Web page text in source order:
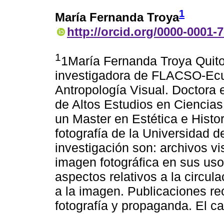
María Fernanda Troya1
http://orcid.org/0000-0001-
1 1María Fernanda Troya
investigadora de FLACSO-
Antropología Visual. Doctora
de Altos Estudios en
un Master en Estética e
fotografía de la Universidad
investigación son: archivos
imagen fotográfica en sus
aspectos relativos a la
a la imagen. Publicaciones
fotografía y propaganda. El